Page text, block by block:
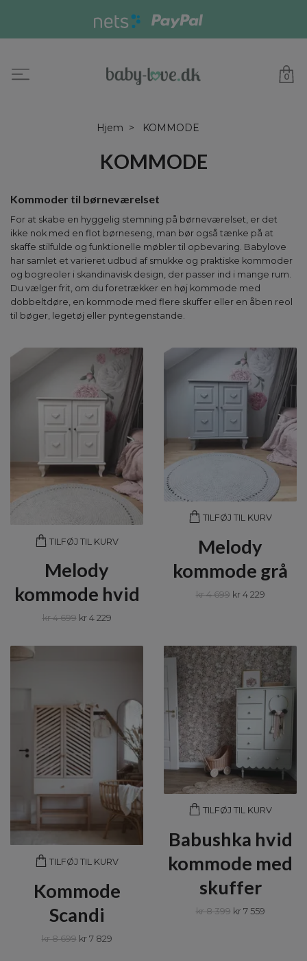
0
Hjem KOMMODE
KOMMODE
Kommoder til børneværelset
For at skabe en hyggelig stemning på børneværelset, er det
ikke nok med en flot børneseng, man bør også tænke på at
skaffe stilfulde og funktionelle møbler til opbevaring. Babylove
har samlet et varieret udbud af smukke og praktiske kommoder
og bogreoler i skandinavisk design, der passer ind i mange rum.
Du vælger frit, om du foretrækker en høj kommode med
dobbeltdøre, en kommode med flere skuffer eller en åben reol
til bøger, legetøj eller pyntegenstande.
TILFØJ TIL KURV
Melody
kommode hvid
kr 4 699 kr 4 229
TILFØJ TIL KURV
Melody
kommode grå
kr 4 699 kr 4 229
TILFØJ TIL KURV
Kommode
Scandi
kr 8 699 kr 7 829
TILFØJ TIL KURV
Babushka hvid
kommode med
skuffer
kr 8 399 kr 7 559